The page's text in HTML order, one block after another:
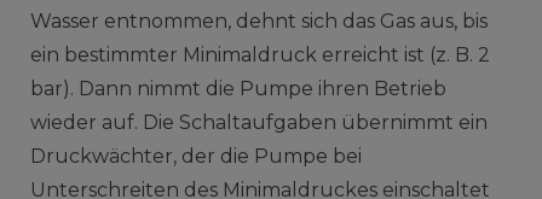
Wasser entnommen, dehnt sich das Gas aus, bis
ein bestimmter Minimaldruck erreicht ist (z. B. 2
bar). Dann nimmt die Pumpe ihren Betrieb
wieder auf. Die Schaltaufgaben übernimmt ein
Druckwächter, der die Pumpe bei
Unterschreiten des Minimaldruckes einschaltet